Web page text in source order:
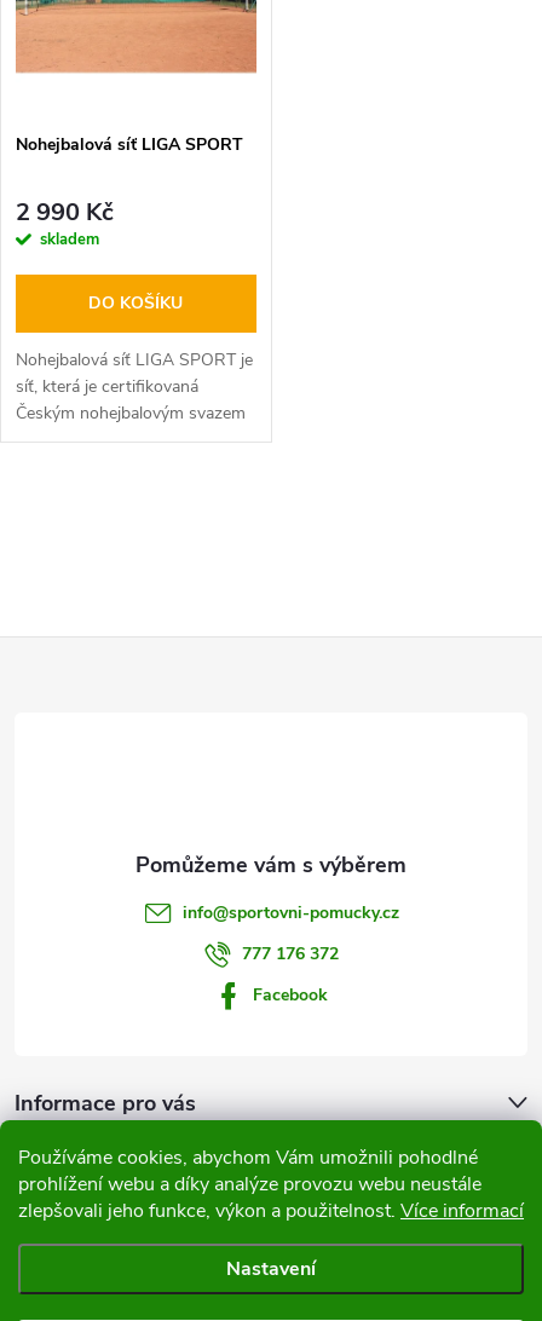
Používáme cookies, abychom Vám umožnili pohodlné
prohlížení webu a díky analýze provozu webu neustále
zlepšovali jeho funkce, výkon a použitelnost. Více informací
Nastavení
ů
Nohejbalová síť LIGA SPORT
2 990 Kč
skladem
DO KOŠÍKU
Nohejbalová síť LIGA SPORT je
síť, která je certifikovaná
Českým nohejbalovým svazem
a Union Internationale de
y
v
ý
p
i
info@sportovni-pomucky.cz
777 176 372
Facebook
Informace pro vás
Přijímáme online platby